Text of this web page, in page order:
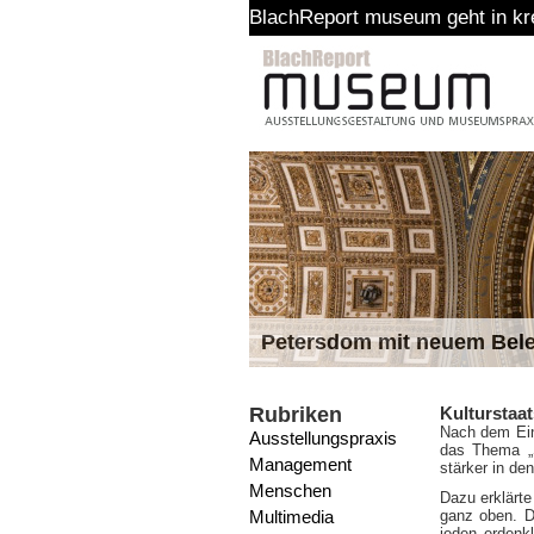
BlachReport museum geht in kreative
Petersdom mit neuem
Rubriken
Ausstellungspraxis
Management
Menschen
Multimedia
Nach dem
das Thema
stärker in
Dazu
ganz oben.